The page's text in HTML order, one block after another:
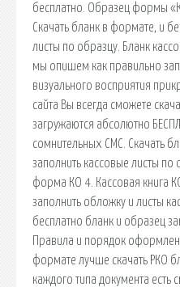
бесплатно. Образец формы
Скачать бланк в формате, и
листы по образцу. Бланк
мы опишем как правильно
визуального восприятия
сайта Вы всегда сможете
загружаются абсолютно
сомнительных СМС. Скачать
заполнить кассовые листы по
форма КО 4. Кассовая книга
заполнить обложку и листы
бесплатно бланк и образец
Правила и порядок
формате лучше скачать РКО
каждого типа документа есть